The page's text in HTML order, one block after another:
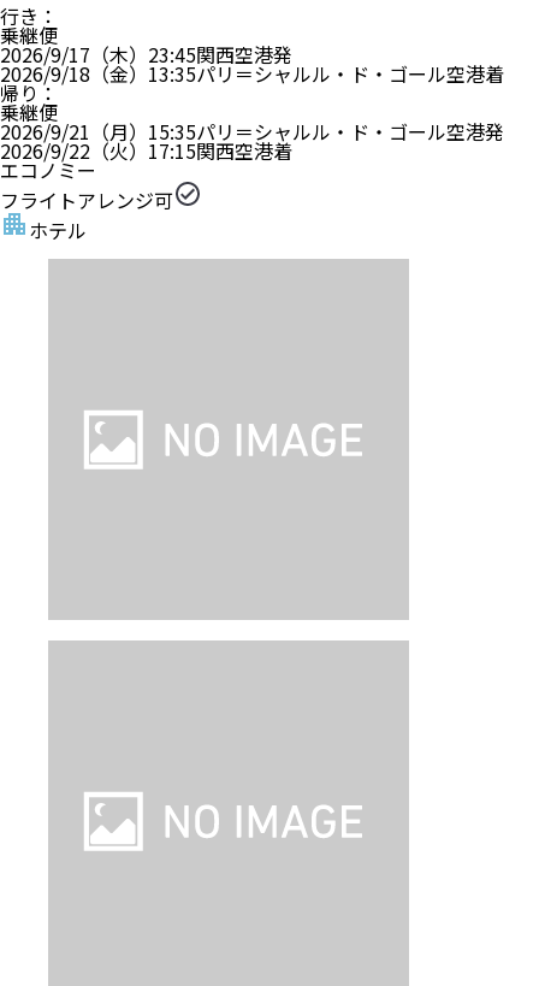
行き ：
乗継便
2026/9/17（木） 23:45関西空港発
2026/9/18（金） 13:35パリ＝シャルル・ド・ゴール空港着
帰り ：
乗継便
2026/9/21（月） 15:35パリ＝シャルル・ド・ゴール空港発
2026/9/22（火） 17:15関西空港着
エコノミー
フライトアレンジ可
ホテル